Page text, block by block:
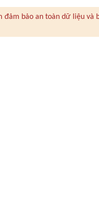
bảo an toàn dữ liệu và